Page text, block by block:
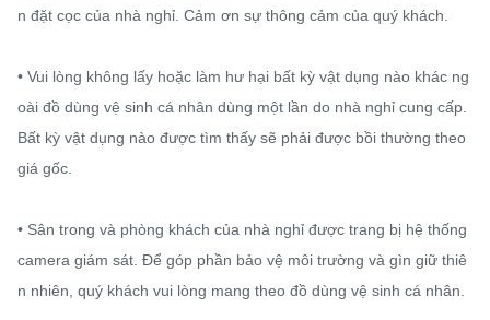
n đặt cọc của nhà nghỉ. Cảm ơn sự thông cảm của quý khách.
• Vui lòng không lấy hoặc làm hư hại bất kỳ vật dụng nào khác ng
oài đồ dùng vệ sinh cá nhân dùng một lần do nhà nghỉ cung cấp.
Bất kỳ vật dụng nào được tìm thấy sẽ phải được bồi thường theo
giá gốc.
• Sân trong và phòng khách của nhà nghỉ được trang bị hệ thống
camera giám sát. Để góp phần bảo vệ môi trường và gìn giữ thiê
n nhiên, quý khách vui lòng mang theo đồ dùng vệ sinh cá nhân.